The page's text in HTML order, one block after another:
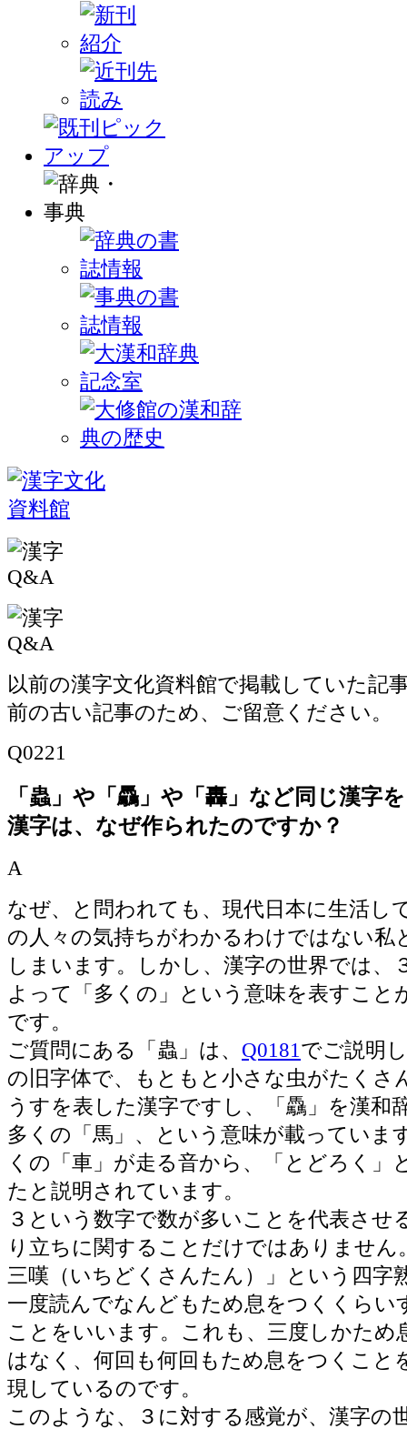
以前の漢字文化資料館で掲載していた記
前の古い記事のため、ご留意ください。
Q0221
「蟲」や「驫」や「轟」など同じ漢字
漢字は、なぜ作られたのですか？
A
なぜ、と問われても、現代日本に生活し
の人々の気持ちがわかるわけではない私
しまいます。しかし、漢字の世界では、
よって「多くの」という意味を表すこと
です。
ご質問にある「蟲」は、 Q0181でご説明
の旧字体で、もともと小さな虫がたくさ
うすを表した漢字ですし、「驫」を漢和
多くの「馬」、という意味が載っていま
くの「車」が走る音から、「とどろく」
たと説明されています。
３という数字で数が多いことを代表させ
り立ちに関することだけではありません
三嘆（いちどくさんたん）」という四字
一度読んでなんどもため息をつくくらい
ことをいいます。これも、三度しかため
はなく、何回も何回もため息をつくこと
現しているのです。
このような、３に対する感覚が、漢字の